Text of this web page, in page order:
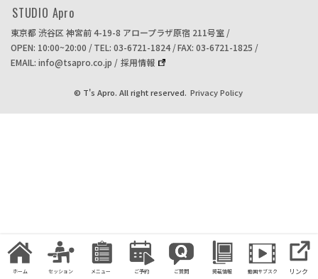
ホーム セッション メニュー ご予約 ご質問 掲載情報 動画サブスク
STUDIO Apro
東京都 渋谷区 神宮前 4-19-8 アロープラザ原宿 211号室
OPEN: 10:00~20:00
TEL: 03-6721-1824 FAX: 03-6721-1825
EMAIL: info@tsapro.co.jp
採用情報
© T's Apro. All right reserved. Privacy Policy
リンク